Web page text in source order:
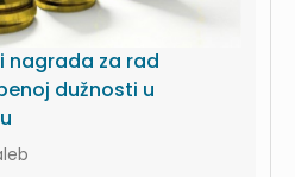
nagrada za rad
dužnosti u